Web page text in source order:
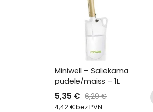
Miniwell – Saliekama
pudele/maiss – 1L
5,35 € 6,29€
4,42€bez PVN